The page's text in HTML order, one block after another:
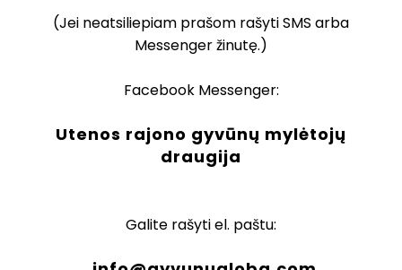
(Jei neatsiliepiam prašom rašyti SMS arba
Messenger žinutę.)
Facebook Messenger:
Utenos rajono gyvūnų mylėtojų
draugija
Galite rašyti el. paštu: